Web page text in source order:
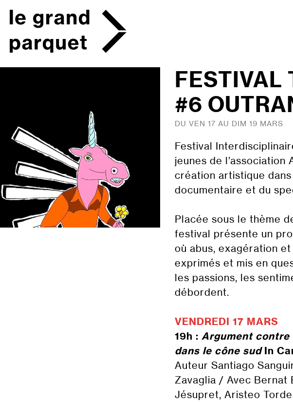
Skip
to
content
FESTIVAL
#6
DU VEN 17 AU DIM 19 MARS
Festival
jeunes de l’association
création artistique
documentaire et du
Placée sous le thème
festival présente un
où abus, exagération
exprimés et mis en
les passions, les
débordent.
VENDREDI 17 MARS
19h : Argument contre
dans le cône sudIn
Auteur Santiago
Zavaglia / Avec Bernat
Jésupret, Aristeo